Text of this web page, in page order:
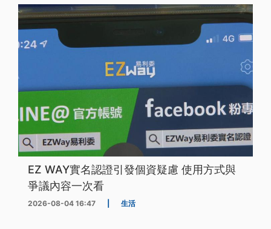
EZ WAY實名認證引發個資疑慮 使用方式與
爭議內容一次看
2026-08-04 16:47 生活